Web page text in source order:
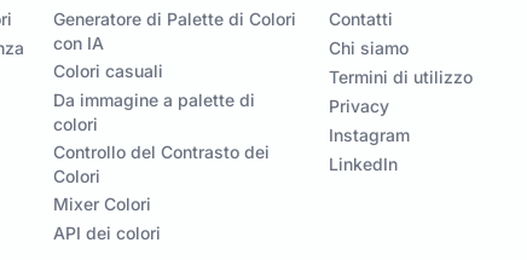
Generatore di Palette di Colori
con IA
Colori casuali
Da immagine a palette di
colori
Controllo del Contrasto dei
Colori
Mixer Colori
API dei colori
Contatti
Chi siamo
Termini di utilizzo
Privacy
Instagram
LinkedIn